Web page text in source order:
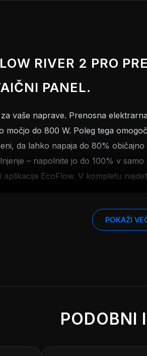
RIVER 2 PRO
PANEL.
vaše naprave. Prenosna
močjo do 800 W. Poleg tega
da lahko napaja do 80%
– napolnite jo do 100% v
EcoFlow. V kompletu
POKAŽI
PODOBNI